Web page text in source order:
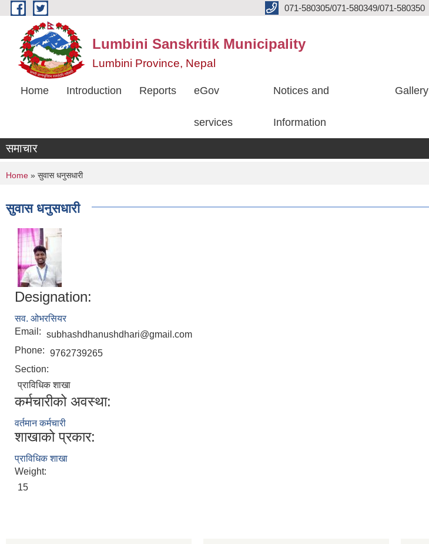
Skip to main content 071-580305/071-580349/071-580350
Lumbini Sanskritik Municipality
Lumbini Province, Nepal
Home Introduction Reports eGov
services
Notices and
Information
Gallery
समाचार
You are here
Home » सुवास धनुसधारी
सुवास धनुसधारी
Designation:
सव. ओभरसियर
Email: subhashdhanushdhari@gmail.com
Phone: 9762739265
Section:
प्राविधिक शाखा
कर्मचारीको अवस्था:
वर्तमान कर्मचारी
शाखाको प्रकार:
प्राविधिक शाखा
Weight:
15